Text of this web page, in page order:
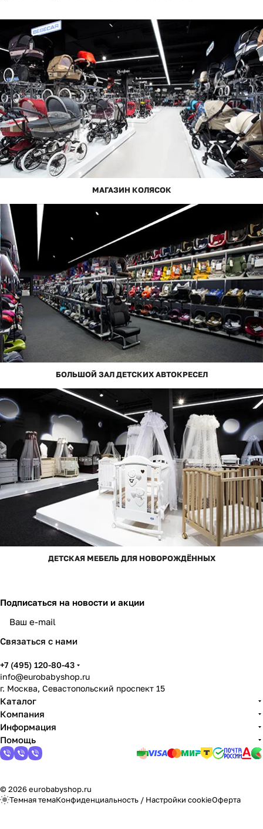
МАГАЗИН КОЛЯСОК
БОЛЬШОЙ ЗАЛ ДЕТСКИХ АВТОКРЕСЕЛ
ДЕТСКАЯ МЕБЕЛЬ ДЛЯ НОВОРОЖДЁННЫХ
Подписаться на новости и акции
Связаться с нами
+7 (495) 120-80-43
info@eurobabyshop.ru
г. Москва, Севастопольский проспект 15
Каталог
Компания
Информация
Помощь
© 2026 eurobabyshop.ru
Темная темаКонфиденциальность / Настройки cookieОферта